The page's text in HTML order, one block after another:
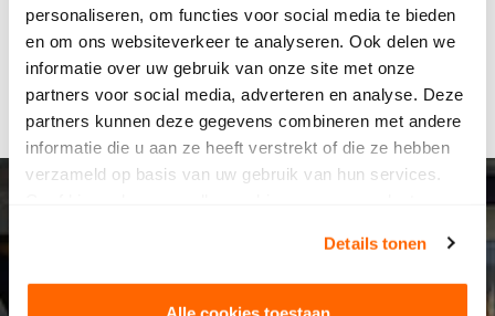
personaliseren, om functies voor social media te bieden
en om ons websiteverkeer te analyseren. Ook delen we
informatie over uw gebruik van onze site met onze
partners voor social media, adverteren en analyse. Deze
partners kunnen deze gegevens combineren met andere
informatie die u aan ze heeft verstrekt of die ze hebben
verzameld op basis van uw gebruik van hun services.
Details tonen